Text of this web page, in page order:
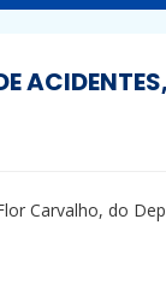
Carvalho, do